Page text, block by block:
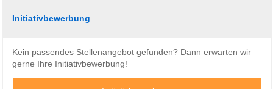
Initiativbewerbung
Kein passendes Stellenangebot gefunden? Dann erwarten wir
gerne Ihre Initiativbewerbung!